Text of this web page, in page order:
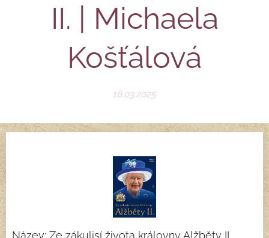
II. | Michaela
Košťálová
16.03.2025
Název: Ze zákulisí života královny Alžběty II.